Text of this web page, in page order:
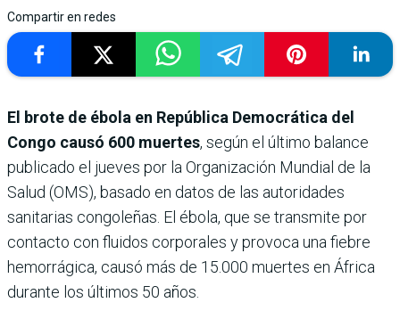
Compartir en redes
El brote de ébola en República Democrática del
Congo causó 600 muertes, según el último balance
publicado el jueves por la Organización Mundial de la
Salud (OMS), basado en datos de las autoridades
sanitarias congoleñas. El ébola, que se transmite por
contacto con fluidos corporales y provoca una fiebre
hemorrágica, causó más de 15.000 muertes en África
durante los últimos 50 años.